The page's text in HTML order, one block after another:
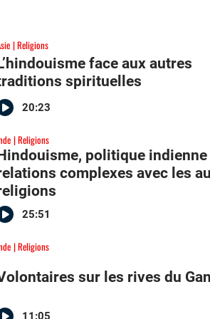
Religions
face aux autres
spirituelles
20:23
Religions
politique indienne
complexes avec les
25:51
Religions
sur les rives du
11:05